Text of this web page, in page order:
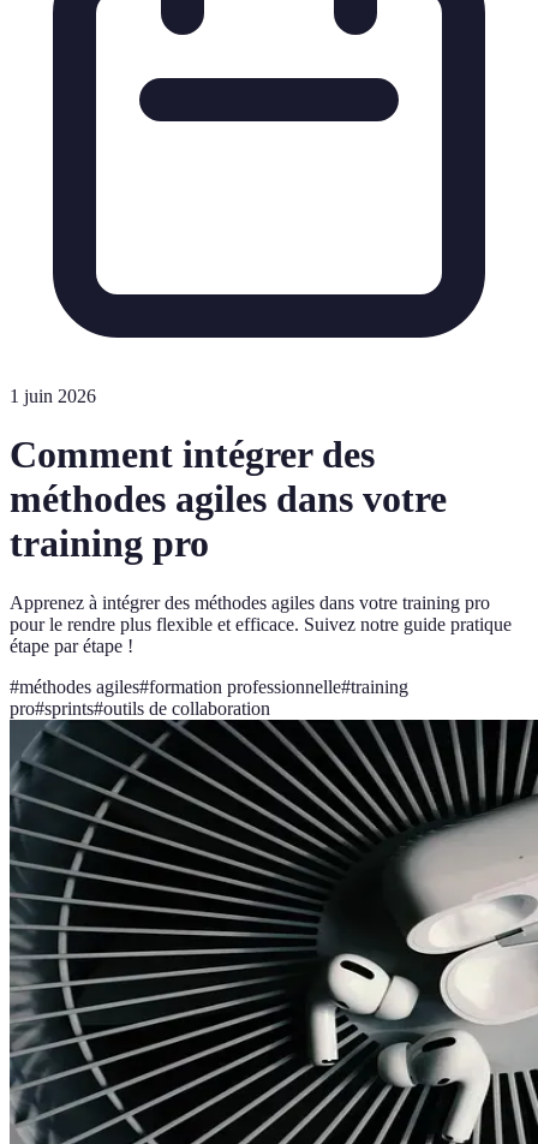
1 juin 2026
Comment intégrer des
méthodes agiles dans votre
training pro
Apprenez à intégrer des méthodes agiles dans votre training pro
pour le rendre plus flexible et efficace. Suivez notre guide pratique
étape par étape !
#méthodes agiles#formation professionnelle#training
pro#sprints#outils de collaboration